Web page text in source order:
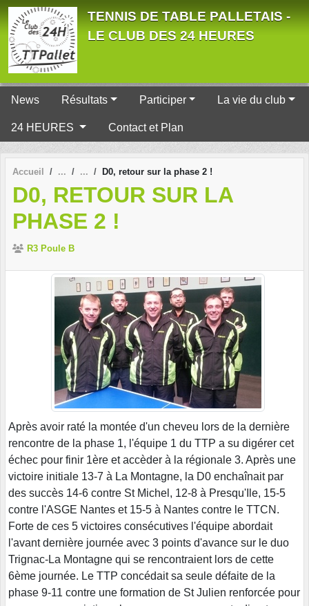
TENNIS DE TABLE PALLETAIS -
LE CLUB DES 24 HEURES
News Résultats Participer La vie du club
24 HEURES Contact et Plan
Accueil D0, retour sur la phase 2 !
D0, RETOUR SUR LA
PHASE 2 !
R3 Poule B
Après avoir raté la montée d'un cheveu lors de la dernière
rencontre de la phase 1, l'équipe 1 du TTP a su digérer cet
échec pour finir 1ère et accèder à la régionale 3. Après une
victoire initiale 13-7 à La Montagne, la D0 enchaînait par
des succès 14-6 contre St Michel, 12-8 à Presqu'Ile, 15-5
contre l'ASGE Nantes et 15-5 à Nantes contre le TTCN.
Forte de ces 5 victoires consécutives l'équipe abordait
l'avant dernière journée avec 3 points d'avance sur le duo
Trignac-La Montagne qui se rencontraient lors de cette
6ème journée. Le TTP concédait sa seule défaite de la
phase 9-11 contre une formation de St Julien renforcée pour
Panneau de gestion des cookies